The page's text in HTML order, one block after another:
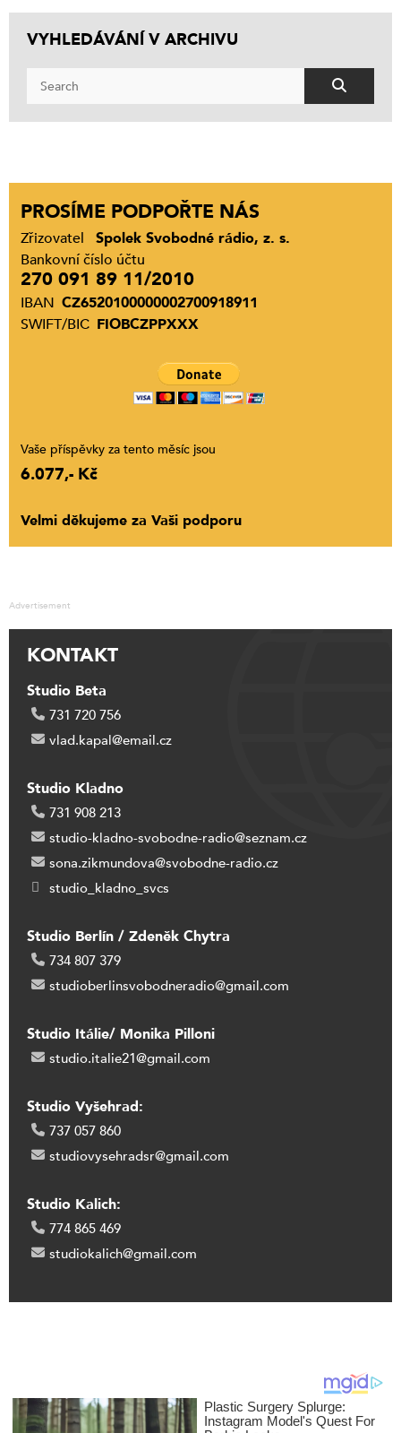
VYHLEDÁVÁNÍ V ARCHIVU
PROSÍME PODPOŘTE NÁS
Zřizovatel
Spolek Svobodné rádio, z. s.
Bankovní číslo účtu
270 091 89 11/2010
IBAN CZ6520100000002700918911
SWIFT/BIC FIOBCZPPXXX
Vaše příspěvky za tento měsíc jsou
6.077,- Kč
Velmi děkujeme za Vaši podporu
Advertisement
KONTAKT
Studio Beta
731 720 756
vlad.kapal@email.cz
Studio Kladno
731 908 213
studio-kladno-svobodne-radio@seznam.cz
sona.zikmundova@svobodne-radio.cz
studio_kladno_svcs
Studio Berlín / Zdeněk Chytra
734 807 379
studioberlinsvobodneradio@gmail.com
Studio Itálie/ Monika Pilloni
studio.italie21@gmail.com
Studio Vyšehrad:
737 057 860
studiovysehradsr@gmail.com
Studio Kalich:
774 865 469
studiokalich@gmail.com